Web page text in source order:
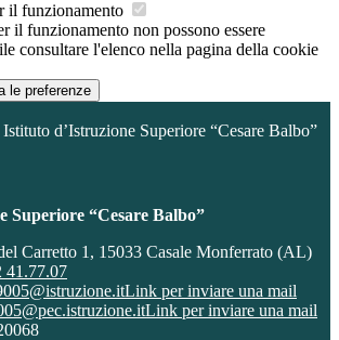
il funzionamento
il funzionamento non possono essere
consultare l'elenco nella pagina della cookie
le preferenze
Istituto d’Istruzione Superiore “Cesare Balbo”
Superiore “Cesare Balbo”
Carretto 1, 15033 Casale Monferrato (AL)
41.77.07
Link per inviare una mail
Link per inviare una mail